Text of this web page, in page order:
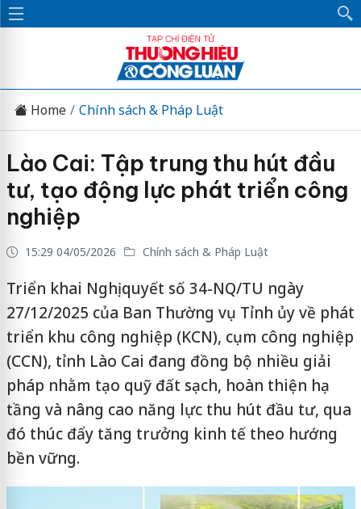
Home Chính sách & Pháp Luật
Lào Cai: Tập trung thu hút đầu
tư, tạo động lực phát triển công
nghiệp
15:29 04/05/2026 Chính sách & Pháp Luật
Triển khai Nghị quyết số 34-NQ/TU ngày
27/12/2025 của Ban Thường vụ Tỉnh ủy về phát
triển khu công nghiệp (KCN), cụm công nghiệp
(CCN), tỉnh Lào Cai đang đồng bộ nhiều giải
pháp nhằm tạo quỹ đất sạch, hoàn thiện hạ
tầng và nâng cao năng lực thu hút đầu tư, qua
đó thúc đẩy tăng trưởng kinh tế theo hướng
bền vững.